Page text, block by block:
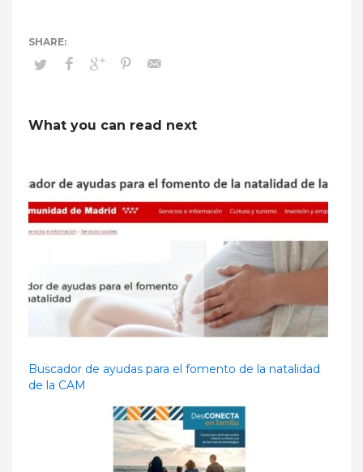
What you can read next
Buscador de ayudas para el fomento de la natalidad
de la CAM